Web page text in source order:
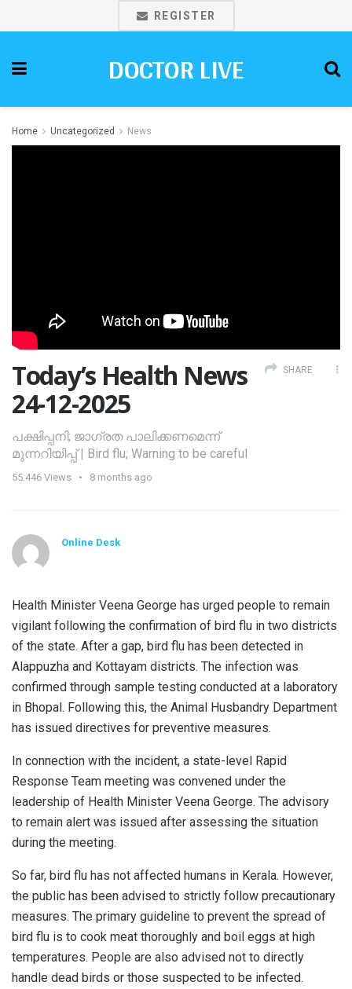
REGISTER
DOCTOR LIVE
Home Uncategorized News
Today’s Health News
24-12-2025
പക്ഷിപ്പനി; ജാഗ്രത പാലിക്കണമെന്ന്
മുന്നറിയിപ്പ് | Bird flu; Warning to be careful
55.446 Views 8 months ago
SHARE
Online Desk
Health Minister Veena George has urged people to remain
vigilant following the confirmation of bird flu in two districts
of the state. After a gap, bird flu has been detected in
Alappuzha and Kottayam districts. The infection was
confirmed through sample testing conducted at a laboratory
in Bhopal. Following this, the Animal Husbandry Department
has issued directives for preventive measures.
In connection with the incident, a state-level Rapid
Response Team meeting was convened under the
leadership of Health Minister Veena George. The advisory
to remain alert was issued after assessing the situation
during the meeting.
So far, bird flu has not affected humans in Kerala. However,
the public has been advised to strictly follow precautionary
measures. The primary guideline to prevent the spread of
bird flu is to cook meat thoroughly and boil eggs at high
temperatures. People are also advised not to directly
handle dead birds or those suspected to be infected.